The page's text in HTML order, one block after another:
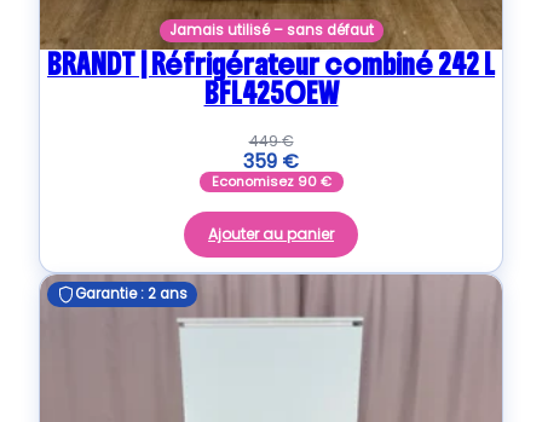
Jamais utilisé – sans défaut
BRANDT | Réfrigérateur combiné 242 L
BFL4250EW
449€
359 €
Economisez 90€
Ajouter au panier
Garantie : 2 ans